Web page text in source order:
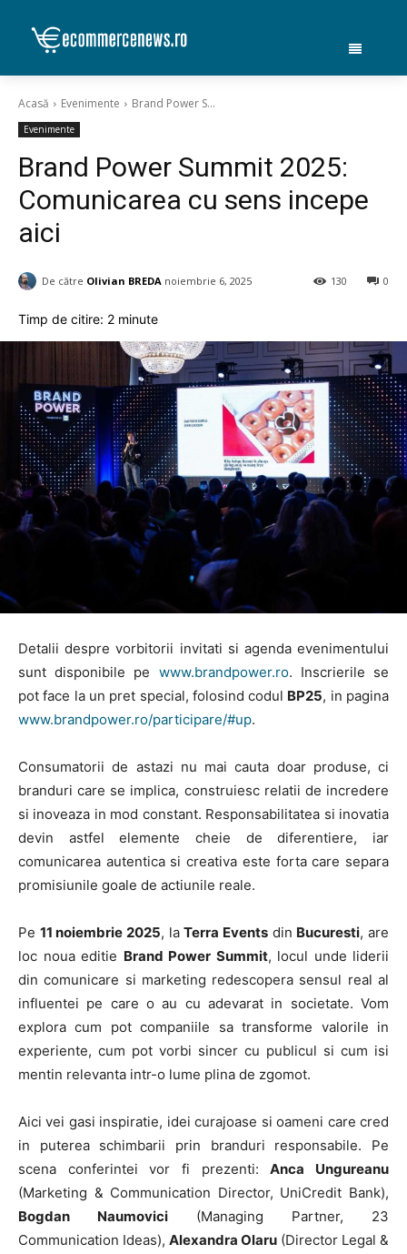
Acasă Evenimente Brand Power S...
Evenimente
Brand Power Summit 2025:
Comunicarea cu sens incepe
aici
De către Olivian BREDA noiembrie 6, 2025 0
130
Timp de citire: 2 minute
Detalii despre vorbitorii invitati si agenda evenimentului
sunt disponibile pe www.brandpower.ro. Inscrierile se
pot face la un pret special, folosind codul BP25, in pagina
www.brandpower.ro/participare/#up.
Consumatorii de astazi nu mai cauta doar produse, ci
branduri care se implica, construiesc relatii de incredere
si inoveaza in mod constant. Responsabilitatea si inovatia
devin astfel elemente cheie de diferentiere, iar
comunicarea autentica si creativa este forta care separa
promisiunile goale de actiunile reale.
Pe 11 noiembrie 2025, laTerra Events din Bucuresti, are
loc noua editie Brand Power Summit, locul unde liderii
din comunicare si marketing redescopera sensul real al
influentei pe care o au cu adevarat in societate. Vom
explora cum pot companiile sa transforme valorile in
experiente, cum pot vorbi sincer cu publicul si cum isi
mentin relevanta intr-o lume plina de zgomot.
Aici vei gasi inspiratie, idei curajoase si oameni care cred
in puterea schimbarii prin branduri responsabile. Pe
scena conferintei vor fi prezenti:Anca Ungureanu
(Marketing & Communication Director, UniCredit Bank),
Bogdan Naumovici (Managing Partner, 23
Communication Ideas), Alexandra Olaru (Director Legal &